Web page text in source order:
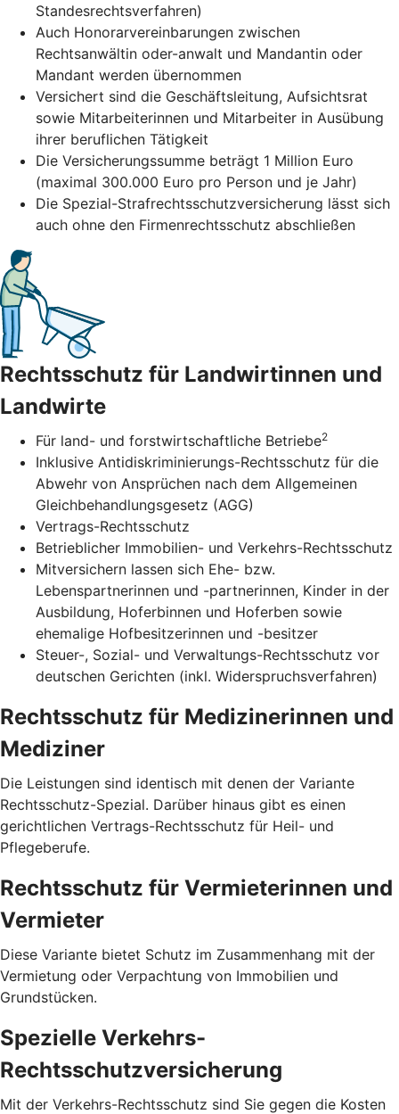
Standesrechtsverfahren)
Auch Honorarvereinbarungen zwischen
Rechtsanwältin oder-anwalt und Mandantin oder
Mandant werden übernommen
Versichert sind die Geschäftsleitung, Aufsichtsrat
sowie Mitarbeiterinnen und Mitarbeiter in Ausübung
ihrer beruflichen Tätigkeit
Die Versicherungssumme beträgt 1 Million Euro
(maximal 300.000 Euro pro Person und je Jahr)
Die Spezial-Strafrechtsschutzversicherung lässt sich
auch ohne den Firmenrechtsschutz abschließen
Rechtsschutz für Landwirtinnen und
Landwirte
Für land- und forstwirtschaftliche Betriebe2
Inklusive Antidiskriminierungs-Rechtsschutz für die
Abwehr von Ansprüchen nach dem Allgemeinen
Gleichbehandlungsgesetz (AGG)
Vertrags-Rechtsschutz
Betrieblicher Immobilien- und Verkehrs-Rechtsschutz
Mitversichern lassen sich Ehe- bzw.
Lebenspartnerinnen und -partnerinnen, Kinder in der
Ausbildung, Hoferbinnen und Hoferben sowie
ehemalige Hofbesitzerinnen und -besitzer
Steuer-, Sozial- und Verwaltungs-Rechtsschutz vor
deutschen Gerichten (inkl. Widerspruchsverfahren)
Rechtsschutz für Medizinerinnen und
Mediziner
Die Leistungen sind identisch mit denen der Variante
Rechtsschutz-Spezial. Darüber hinaus gibt es einen
gerichtlichen Vertrags-Rechtsschutz für Heil- und
Pflegeberufe.
Rechtsschutz für Vermieterinnen und
Vermieter
Diese Variante bietet Schutz im Zusammenhang mit der
Vermietung oder Verpachtung von Immobilien und
Grundstücken.
Spezielle Verkehrs-
Rechtsschutzversicherung
Mit der Verkehrs-Rechtsschutz sind Sie gegen die Kosten